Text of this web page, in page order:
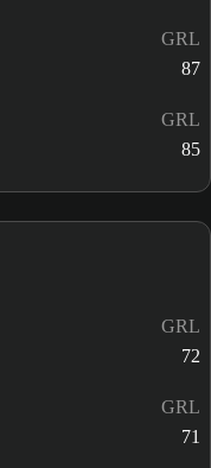
GRL
87
GRL
85
GRL
72
GRL
71